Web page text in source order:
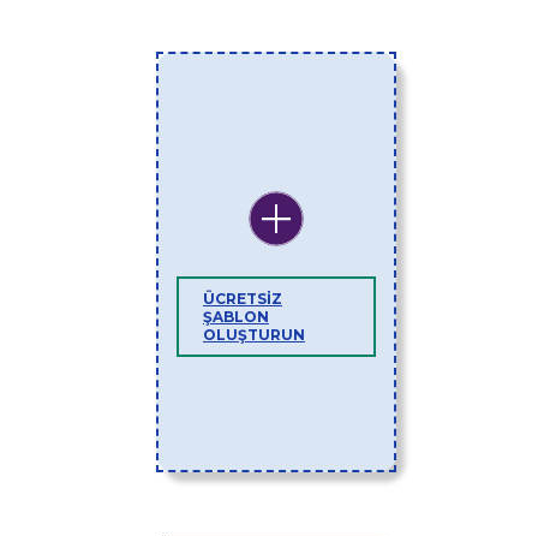
ÜCRETSIZ
ŞABLON
OLUŞTURUN